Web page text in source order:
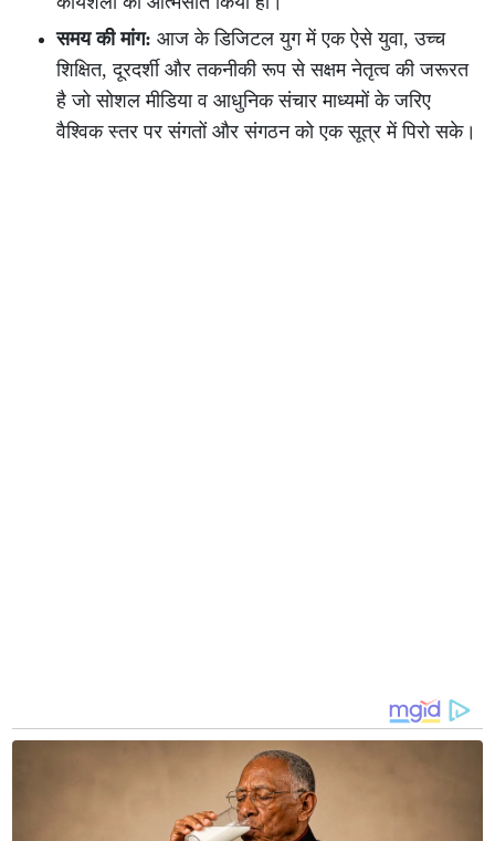
समय की मांग: आज के डिजिटल युग में एक ऐसे युवा, उच्च
शिक्षित, दूरदर्शी और तकनीकी रूप से सक्षम नेतृत्व की जरूरत
है जो सोशल मीडिया व आधुनिक संचार माध्यमों के जरिए
वैश्विक स्तर पर संगतों और संगठन को एक सूत्र में पिरो सके।